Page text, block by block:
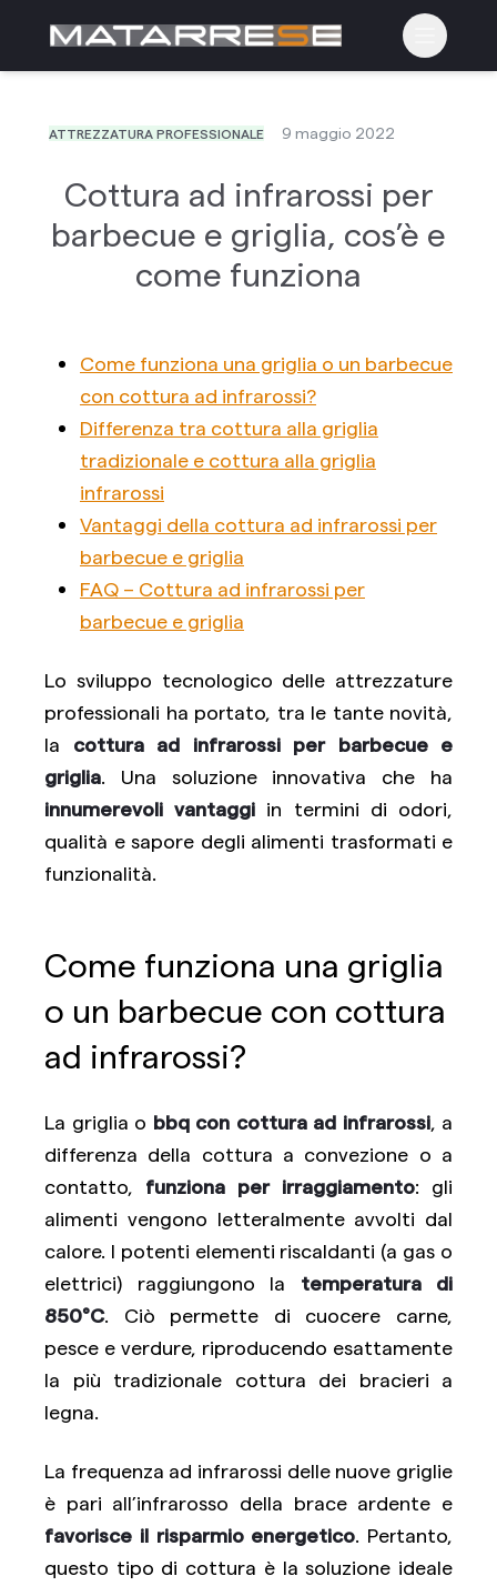
Apri il
ATTREZZATURA PROFESSIONALE 9 maggio 2022
Cottura ad infrarossi per
barbecue e griglia, cos’è e
come funziona
Come funziona una griglia o un barbecue
con cottura ad infrarossi?
Differenza tra cottura alla griglia
tradizionale e cottura alla griglia
infrarossi
Vantaggi della cottura ad infrarossi per
barbecue e griglia
FAQ – Cottura ad infrarossi per
barbecue e griglia
Lo sviluppo tecnologico delle attrezzature
professionali ha portato, tra le tante novità,
la cottura ad infrarossi per barbecue e
griglia . Una soluzione innovativa che ha
innumerevoli vantaggi in termini di odori,
qualità e sapore degli alimenti trasformati e
funzionalità.
Come funziona una griglia
o un barbecue con cottura
ad infrarossi?
La griglia o bbq con cottura ad infrarossi, a
differenza della cottura a convezione o a
contatto, funziona per irraggiamento: gli
alimenti vengono letteralmente avvolti dal
calore. I potenti elementi riscaldanti (a gas o
elettrici) raggiungono la temperatura di
850°C. Ciò permette di cuocere carne,
pesce e verdure, riproducendo esattamente
la più tradizionale cottura dei bracieri a
legna.
La frequenza ad infrarossi delle nuove griglie
è pari all’infrarosso della brace ardente e
favorisce il risparmio energetico . Pertanto,
questo tipo di cottura è la soluzione ideale